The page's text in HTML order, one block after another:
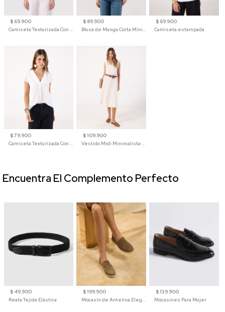
$ 69.900
$ 89.900
$ 69.900
Camiseta estampada
$ 79.900
$ 109.900
$ 49.900
Reata Tejida Elástica
$ 199.900
Mocasín de Antelina Elegante con Suela de Contraste Para Hombre
$ 139.900
Mocasines Para Mujer
Encuentra El Complemento Perfecto